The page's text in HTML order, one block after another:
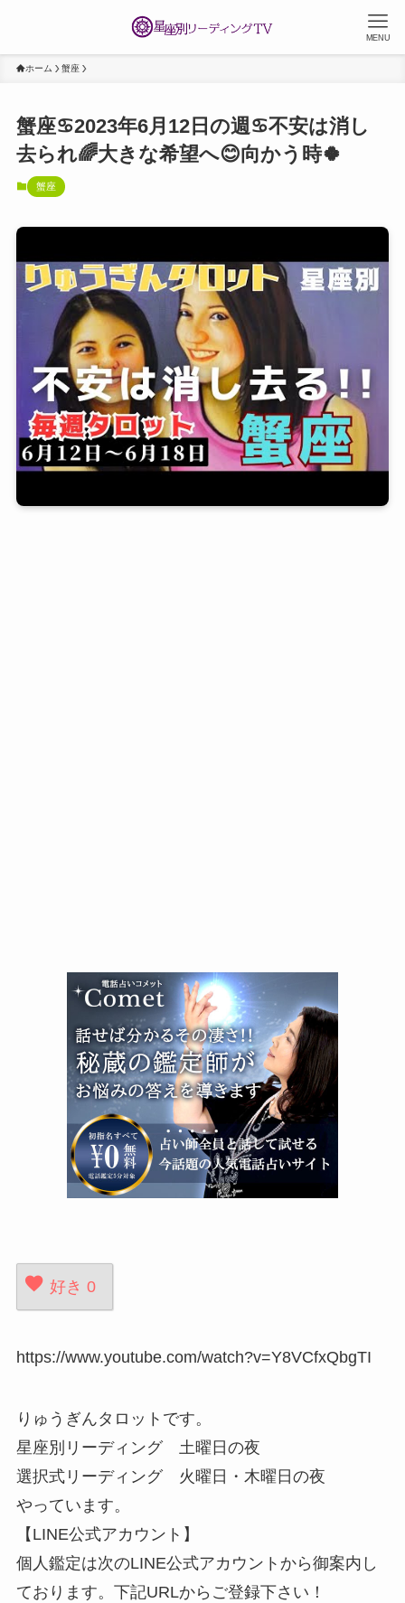
MENU
ホーム 蟹座
蟹座♋️2023年6月12日の週♋️不安は消し
去られ🌈大きな希望へ😊向かう時🍀
蟹座
好き 0
https://www.youtube.com/watch?v=Y8VCfxQbgTI
りゅうぎんタロットです。
星座別リーディング 土曜日の夜
選択式リーディング 火曜日・木曜日の夜
やっています。
【LINE公式アカウント】
個人鑑定は次のLINE公式アカウントから御案内し
ております。下記URLからご登録下さい！